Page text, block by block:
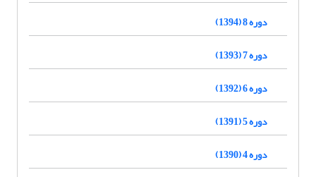
دوره 8 (1394)
دوره 7 (1393)
دوره 6 (1392)
دوره 5 (1391)
دوره 4 (1390)